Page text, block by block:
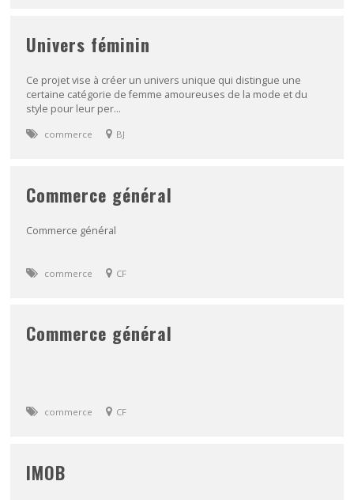
Univers féminin
Ce projet vise à créer un univers unique qui distingue une
certaine catégorie de femme amoureuses de la mode et du
style pour leur per...
commerce BJ
Commerce général
Commerce général
commerce CF
Commerce général
commerce CF
IMOB